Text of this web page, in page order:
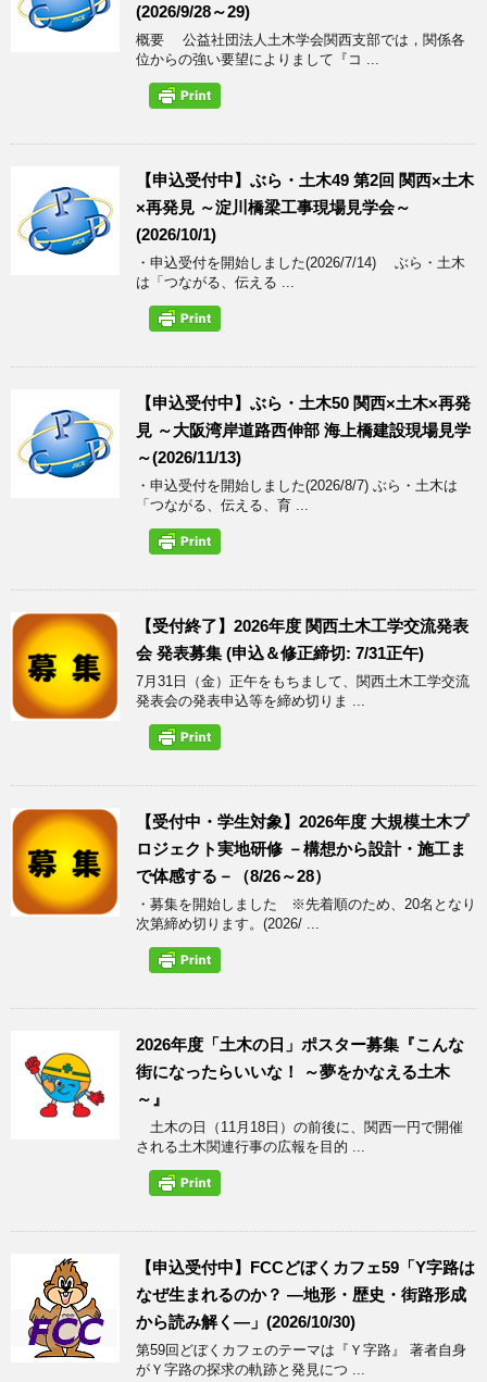
(2026/9/28～29)
概要 公益社団法人土木学会関西支部では，関係各
位からの強い要望によりまして『コ ...
【申込受付中】ぶら・土木49 第2回 関西×土木
×再発見 ～淀川橋梁工事現場見学会～
(2026/10/1)
・申込受付を開始しました(2026/7/14) ぶら・土木
は「つながる、伝える ...
【申込受付中】ぶら・土木50 関西×土木×再発
見 ～大阪湾岸道路西伸部 海上橋建設現場見学
～(2026/11/13)
・申込受付を開始しました(2026/8/7) ぶら・土木は
「つながる、伝える、育 ...
【受付終了】2026年度 関西土木工学交流発表
会 発表募集 (申込＆修正締切: 7/31正午)
7月31日（金）正午をもちまして、関西土木工学交流
発表会の発表申込等を締め切りま ...
【受付中・学生対象】2026年度 大規模土木プ
ロジェクト実地研修 －構想から設計・施工ま
で体感する－（8/26～28）
・募集を開始しました ※先着順のため、20名となり
次第締め切ります。(2026/ ...
2026年度「土木の日」ポスター募集『こんな
街になったらいいな！ ～夢をかなえる土木
～』
土木の日（11月18日）の前後に、関西一円で開催
される土木関連行事の広報を目的 ...
【申込受付中】FCCどぼくカフェ59「Y字路は
なぜ生まれるのか？ ―地形・歴史・街路形成
から読み解く―」(2026/10/30)
第59回どぼくカフェのテーマは『Ｙ字路』 著者自身
がＹ字路の探求の軌跡と発見につ ...